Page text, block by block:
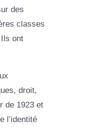
des
classes
ont
droit,
de 1923 et
l’identité